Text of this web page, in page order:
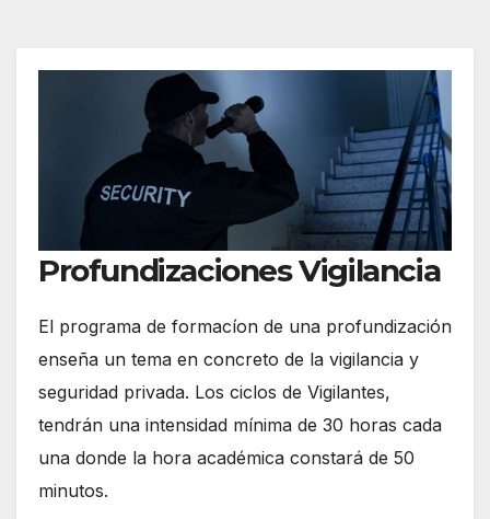
Profundizaciones Vigilancia
El programa de formacíon de una profundización
enseña un tema en concreto de la vigilancia y
seguridad privada. Los ciclos de Vigilantes,
tendrán una intensidad mínima de 30 horas cada
una donde la hora académica constará de 50
minutos.